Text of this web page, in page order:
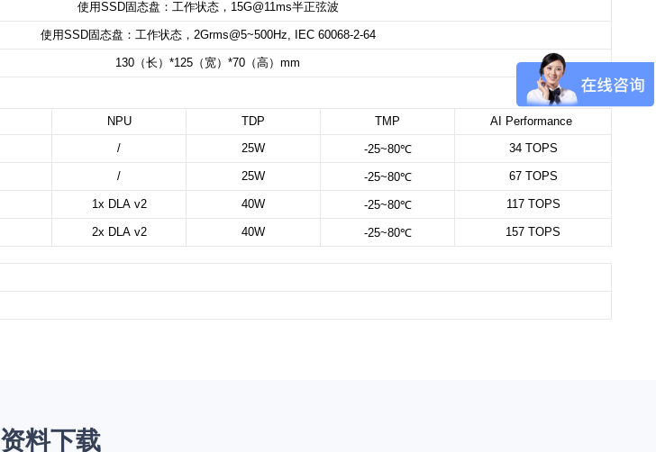
使用SSD固态盘：工作状态， 15G@11ms半正弦波
使用SSD固态盘：工作状态， 2Grms@5~500Hz, IEC 60068-2-64
130 （长）*125 （宽）*70 （高）mm
NPU TDP TMP AI Performance
/ 25W -25~80℃ 34 TOPS
/ 25W -25~80℃ 67 TOPS
1x DLA v2 40W -25~80℃ 117 TOPS
2x DLA v2 40W -25~80℃ 157 TOPS
资料下载